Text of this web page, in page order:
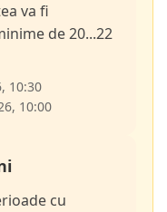
va fi
de 20...22
10:30
10:00
cu